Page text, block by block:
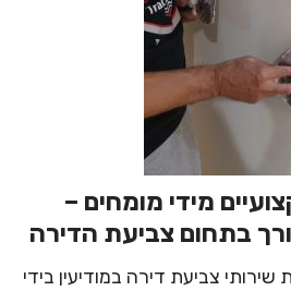
מידי מומחים –
בתחום צביעת הדירה
צביעת דירה במודיעין בידי